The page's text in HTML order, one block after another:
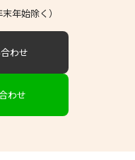
年始除く）
わせ
わせ